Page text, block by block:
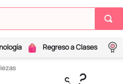
Regreso a Clases